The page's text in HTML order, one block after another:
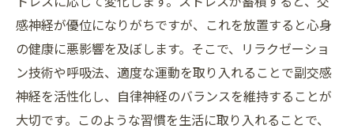
自律神経を整えるためのマインドフルネス
の実践
体の健康を支える自律神経の役割
心と体のバランスを保つための習慣
感神経が優位になりがちですが、これを放置すると心身
の健康に悪影響を及ぼします。そこで、リラクゼーショ
ン技術や呼吸法、適度な運動を取り入れることで副交感
神経を活性化し、自律神経のバランスを維持することが
大切です。このような習慣を生活に取り入れることで、